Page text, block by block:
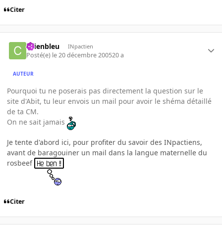
Citer
chienbleu INpactien
Posté(e) le 20 décembre 200520 a
AUTEUR
Pourquoi tu ne poserais pas directement la question sur le
site d'Abit, tu leur envois un mail pour avoir le shéma détaillé
de ta CM.
On ne sait jamais
Je tente d'abord ici, pour profiter du savoir des INpactiens,
avant de baragouiner un mail dans la langue maternelle du
rosbeef
Citer